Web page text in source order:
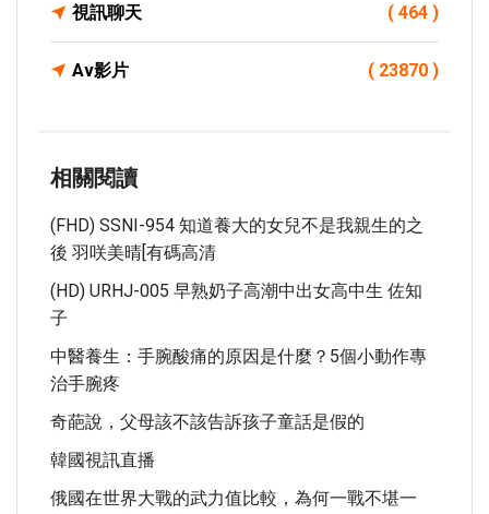
視訊聊天 ( 464 )
Av影片 ( 23870 )
相關閱讀
(FHD) SSNI-954 知道養大的女兒不是我親生的之
後 羽咲美晴[有碼高清
(HD) URHJ-005 早熟奶子高潮中出女高中生 佐知
子
中醫養生：手腕酸痛的原因是什麼？5個小動作專
治手腕疼
奇葩說，父母該不該告訴孩子童話是假的
韓國視訊直播
俄國在世界大戰的武力值比較，為何一戰不堪一